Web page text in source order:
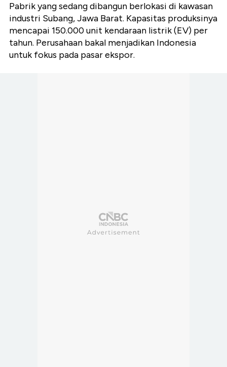
Pabrik yang sedang dibangun berlokasi di kawasan
industri Subang, Jawa Barat. Kapasitas produksinya
mencapai 150.000 unit kendaraan listrik (EV) per
tahun. Perusahaan bakal menjadikan Indonesia
untuk fokus pada pasar ekspor.